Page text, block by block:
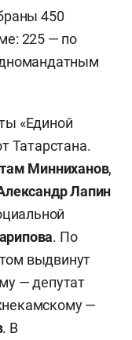
450
225 — по
«Единой
Татарстана.
Минниханов,
Лапин
. По
выдвинут
— депутат
—
. В